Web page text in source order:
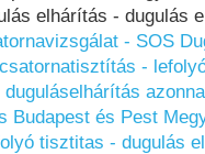
elhárítás - dugulás
- SOS
-
Budapest és Pest
tisztitas - dugulás